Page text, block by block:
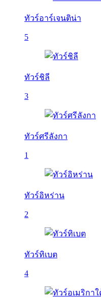
ทัวร์อาร์เจนติน่า
5
ทัวร์ชิลี
3
ทัวร์ศรีลังกา
1
ทัวร์อิหร่าน
2
ทัวร์ทิเบต
4